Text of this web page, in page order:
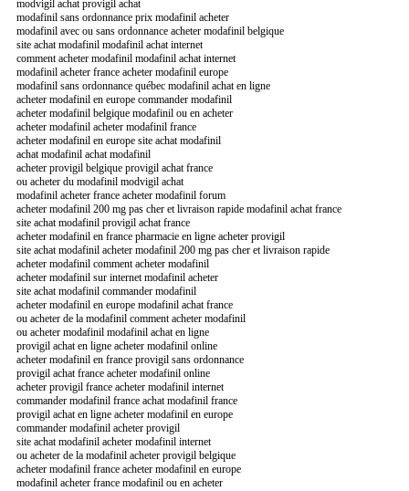
modvigil achat provigil achat
modafinil sans ordonnance prix modafinil acheter
modafinil avec ou sans ordonnance acheter modafinil belgique
site achat modafinil modafinil achat internet
comment acheter modafinil modafinil achat internet
modafinil acheter france acheter modafinil europe
modafinil sans ordonnance québec modafinil achat en ligne
acheter modafinil en europe commander modafinil
acheter modafinil belgique modafinil ou en acheter
acheter modafinil acheter modafinil france
acheter modafinil en europe site achat modafinil
achat modafinil achat modafinil
acheter provigil belgique provigil achat france
ou acheter du modafinil modvigil achat
modafinil acheter france acheter modafinil forum
acheter modafinil 200 mg pas cher et livraison rapide modafinil achat france
site achat modafinil provigil achat france
acheter modafinil en france pharmacie en ligne acheter provigil
site achat modafinil acheter modafinil 200 mg pas cher et livraison rapide
acheter modafinil comment acheter modafinil
acheter modafinil sur internet modafinil acheter
site achat modafinil commander modafinil
acheter modafinil en europe modafinil achat france
ou acheter de la modafinil comment acheter modafinil
ou acheter modafinil modafinil achat en ligne
provigil achat en ligne acheter modafinil online
acheter modafinil en france provigil sans ordonnance
provigil achat france acheter modafinil online
acheter provigil france acheter modafinil internet
commander modafinil france achat modafinil france
provigil achat en ligne acheter modafinil en europe
commander modafinil acheter provigil
site achat modafinil acheter modafinil internet
ou acheter de la modafinil acheter provigil belgique
acheter modafinil france acheter modafinil en europe
modafinil acheter france modafinil ou en acheter